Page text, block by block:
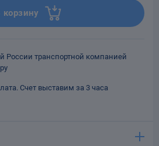
корзину
России транспортной компанией
Счет выставим за 3 часа